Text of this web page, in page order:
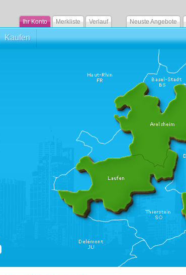
Ihr Konto Merkliste Verlauf Neuste Angebote
Kaufen